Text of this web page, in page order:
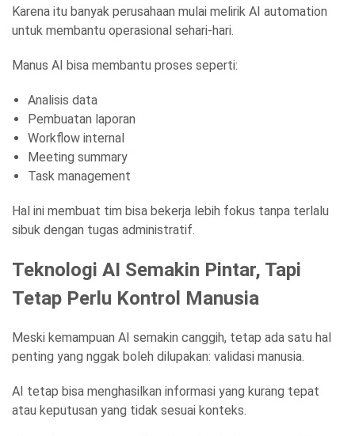
Karena itu banyak perusahaan mulai melirik AI automation
untuk membantu operasional sehari-hari.
Manus AI bisa membantu proses seperti:
Analisis data
Pembuatan laporan
Workflow internal
Meeting summary
Task management
Hal ini membuat tim bisa bekerja lebih fokus tanpa terlalu
sibuk dengan tugas administratif.
Teknologi AI Semakin Pintar, Tapi
Tetap Perlu Kontrol Manusia
Meski kemampuan AI semakin canggih, tetap ada satu hal
penting yang nggak boleh dilupakan: validasi manusia.
AI tetap bisa menghasilkan informasi yang kurang tepat
atau keputusan yang tidak sesuai konteks.